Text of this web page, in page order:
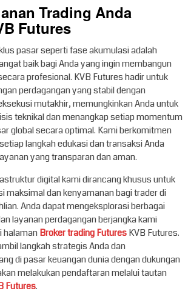
Trading Anda
Futures
pasar seperti fase akumulasi adalah
baik bagi Anda yang ingin membangun
profesional. KVB Futures hadir untuk
perdagangan yang stabil dengan
mutakhir, memungkinkan Anda untuk
teknikal dan menangkap setiap momentum
global secara optimal. Kami berkomitmen
langkah edukasi dan transaksi Anda
yang transparan dan aman.
digital kami dirancang khusus untuk
maksimal dan kenyamanan bagi trader di
Anda dapat mengeksplorasi berbagai
layanan perdagangan berjangka kami
halamanBroker trading FuturesKVB Futures.
langkah strategis Anda dan
di pasar keuangan dunia dengan dukungan
melakukan pendaftaran melalui tautan
Futures.